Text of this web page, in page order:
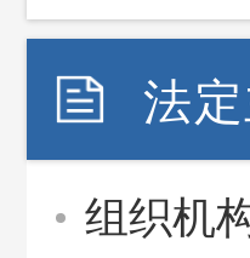
法
组织机